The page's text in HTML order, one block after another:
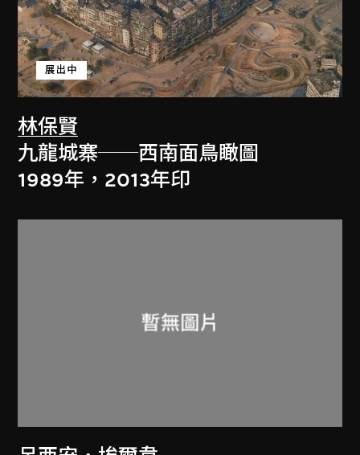
林保賢
展出中
九龍城寨──西南面鳥瞰圖
1989年，2013年印